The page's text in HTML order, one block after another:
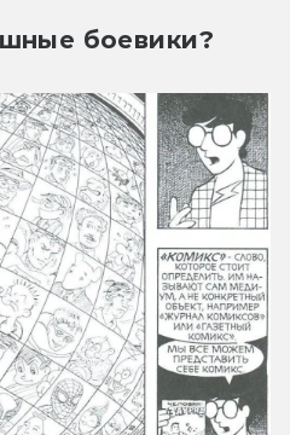
боевики?